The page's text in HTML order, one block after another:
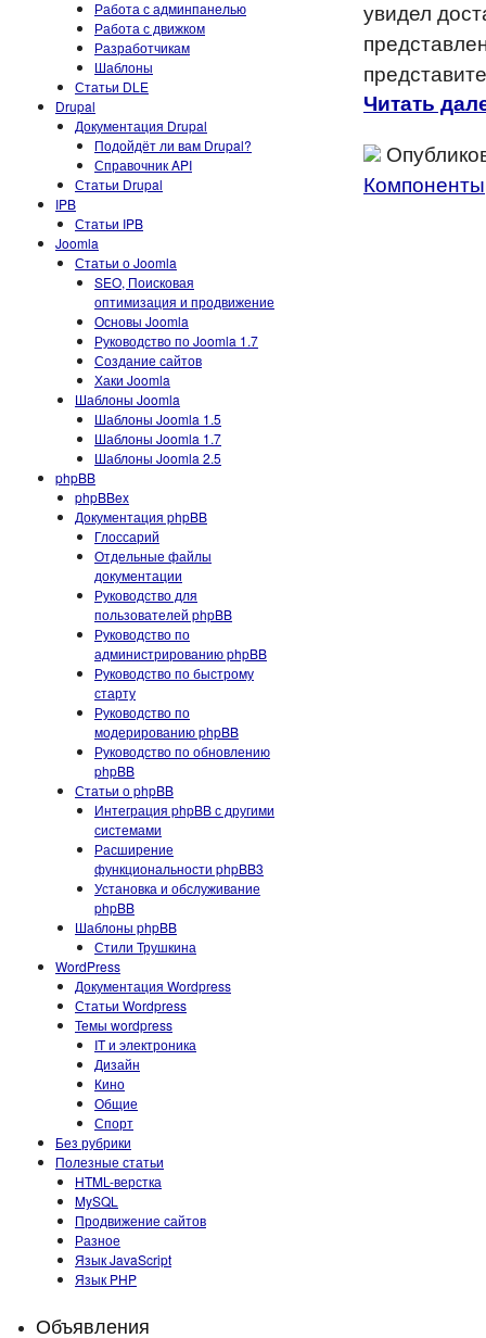
Работа с админпанелью
Работа с движком
Разработчикам
Шаблоны
Статьи DLE
Drupal
Документация Drupal
Подойдёт ли вам Drupal?
Справочник API
Статьи Drupal
IPB
Статьи IPB
Joomla
Статьи о Joomla
SEO, Поисковая
оптимизация и продвижение
Основы Joomla
Руководство по Joomla 1.7
Создание сайтов
Хаки Joomla
Шаблоны Joomla
Шаблоны Joomla 1.5
Шаблоны Joomla 1.7
Шаблоны Joomla 2.5
phpBB
phpBBex
Документация phpBB
Глоссарий
Отдельные файлы
документации
Руководство для
пользователей phpBB
Руководство по
администрированию phpBB
Руководство по быстрому
старту
Руководство по
модерированию phpBB
Руководство по обновлению
phpBB
Статьи о phpBB
Интеграция phpBB с другими
системами
Расширение
функциональности phpBB3
Установка и обслуживание
phpBB
Шаблоны phpBB
Стили Трушкина
WordPress
Документация Wordpress
Статьи Wordpress
Темы wordpress
IT и электроника
Дизайн
Кино
Общие
Спорт
Без рубрики
Полезные статьи
HTML-верстка
MySQL
Продвижение сайтов
Разное
Язык JavaScript
Язык PHP
Объявления
увидел
Читать
Компоненты